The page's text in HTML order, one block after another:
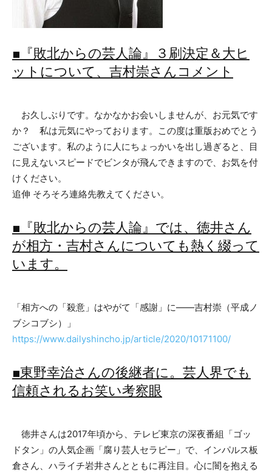
■『敗北からの芸人論』３刷決定＆大ヒ
ットについて、吉村崇さんコメント
お久しぶりです。なかなかお会いしませんが、お元気です
か？ 私は元気にやっております。この度は重版おめでとう
ございます。私のように人にちょっかいを出し過ぎると、目
に見えないスピードでビンタが飛んできますので、お気を付
けください。
追伸 そろそろ連絡先教えてください。
■『敗北からの芸人論』では、徳井さん
が相方・吉村さんについても熱く綴って
います。
「相方への「殺意」はやがて「感謝」に――吉村崇（平成ノ
ブシコブシ）」
https://www.dailyshincho.jp/article/2020/10171100/
■東野幸治さんの後継者に。芸人界でも
信頼されるお笑い考察眼
徳井さんは2017年頃から、テレビ東京の深夜番組「ゴッ
ドタン」の人気企画「腐り芸人セラピー」で、インパルス板
倉さん、ハライチ岩井さんとともに再注目。心に闇を抱える